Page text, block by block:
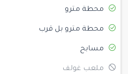
محطة مترو
محطة مترو بل قرب
مسابح
ملعب غولف